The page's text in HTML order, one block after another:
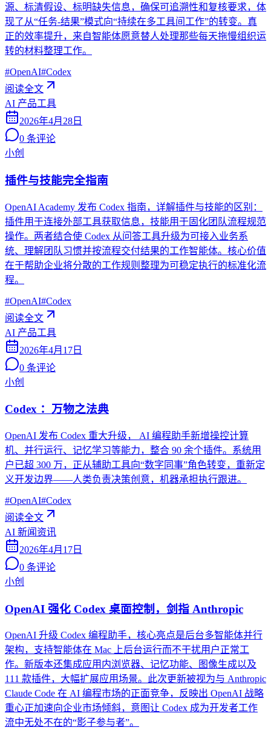
源、标清假设、标明缺失信息，确保可追溯性和复核要求，体
现了从“任务-结果”模式向“持续在多工具间工作”的转变。真
正的效率提升，来自智能体愿意替人处理那些每天拖慢组织运
转的材料整理工作。
#OpenAI#Codex
阅读全文
AI 产品工具
2026年4月28日
0 条评论
小创
插件与技能完全指南
OpenAI Academy 发布 Codex 指南，详解插件与技能的区别：
插件用于连接外部工具获取信息，技能用于固化团队流程规范
操作。两者结合使 Codex 从问答工具升级为可接入业务系
统、理解团队习惯并按流程交付结果的工作智能体。核心价值
在于帮助企业将分散的工作规则整理为可稳定执行的标准化流
程。
#OpenAI#Codex
阅读全文
AI 产品工具
2026年4月17日
0 条评论
小创
Codex ：万物之法典
OpenAI 发布 Codex 重大升级， AI 编程助手新增操控计算
机、并行运行、记忆学习等能力，整合 90 余个插件。系统用
户已超 300 万，正从辅助工具向“数字同事”角色转变，重新定
义开发边界——人类负责决策创意，机器承担执行跟进。
#OpenAI#Codex
阅读全文
AI 新闻资讯
2026年4月17日
0 条评论
小创
OpenAI 强化 Codex 桌面控制，剑指 Anthropic
OpenAI 升级 Codex 编程助手，核心亮点是后台多智能体并行
架构，支持智能体在 Mac 上后台运行而不干扰用户正常工
作。新版本还集成应用内浏览器、记忆功能、图像生成以及
111 款插件，大幅扩展应用场景。此次更新被视为与 Anthropic
Claude Code 在 AI 编程市场的正面竞争，反映出 OpenAI 战略
重心正加速向企业市场倾斜，意图让 Codex 成为开发者工作
流中无处不在的“影子参与者”。